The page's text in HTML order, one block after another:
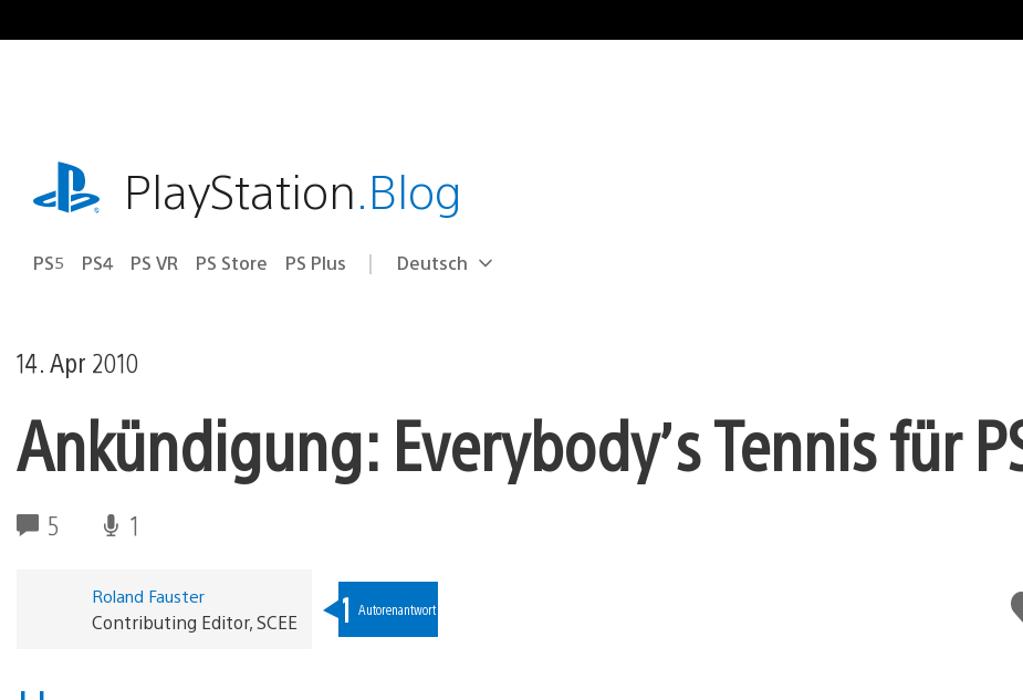
Inhalt
playstation.comPlayStation.Blog
PS5 PS4 PS VR PS Store PS Plus Select
Aktuelle
Deutsch
14. Apr 2010
Ankündigung: Everybody’s Tennis für
5 1
Roland Fauster
Contributing Editor, SCEE 1 Autorenantwort